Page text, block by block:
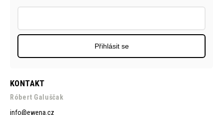
KONTAKT
Róbert Galuščak
info@ewena.cz
Přihlásit se